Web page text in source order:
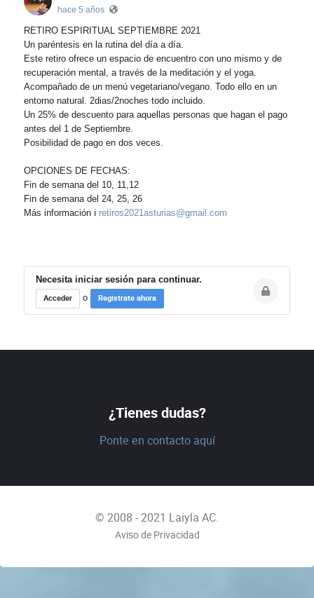
hace 5 años
RETIRO ESPIRITUAL SEPTIEMBRE 2021
Un paréntesis en la rutina del día a día.
Este retiro ofrece un espacio de encuentro con uno mismo y de
recuperación mental, a través de la meditación y el yoga.
Acompañado de un menú vegetariano/vegano. Todo ello en un
entorno natural. 2dias/2noches todo incluido.
Un 25% de descuento para aquellas personas que hagan el pago
antes del 1 de Septiembre.
Posibilidad de pago en dos veces.
OPCIONES DE FECHAS:
Fin de semana del 10, 11,12
Fin de semana del 24, 25, 26
Más información ℹ retiros2021asturias@gmail.com
Necesita iniciar sesión para continuar.
Acceder o Registrate ahora
¿Tienes dudas?
Ponte en contacto aquí
© 2008 - 2021 Laiyla AC.
Aviso de Privacidad